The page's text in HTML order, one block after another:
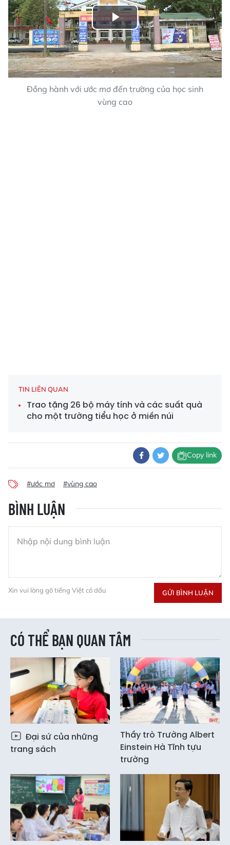
Play
Video
Đồng hành với ước mơ đến trường của học sinh
vùng cao
TIN LIÊN QUAN
Trao tặng 26 bộ máy tính và các suất quà
cho một trường tiểu học ở miền núi
Copy link
#ước mơ #vùng cao
BÌNH LUẬN
Xin vui lòng gõ tiếng Việt có dấu GỬI BÌNH LUẬN
CÓ THỂ BẠN QUAN TÂM
Đại sứ của những
trang sách
Thầy trò Trường Albert
Einstein Hà Tĩnh tựu
trường